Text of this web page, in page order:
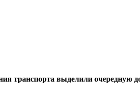
транспорта выделили очередную